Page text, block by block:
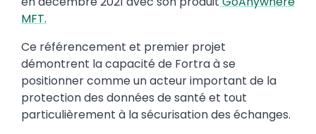
MFT.
Ce référencement et premier projet
démontrent la capacité de Fortra à se
positionner comme un acteur important de la
protection des données de santé et tout
particulièrement à la sécurisation des échanges.